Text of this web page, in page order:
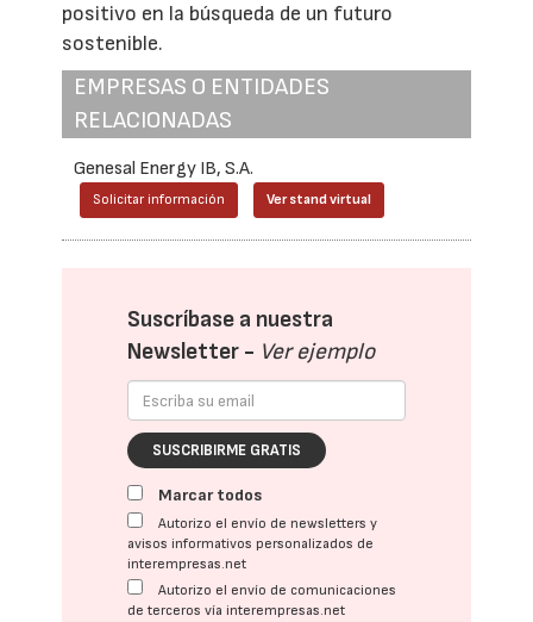
positivo en la búsqueda de un futuro
sostenible.
EMPRESAS O ENTIDADES
RELACIONADAS
Genesal Energy IB, S.A.
Solicitar información Ver stand virtual
Suscríbase a nuestra
Newsletter - Ver ejemplo
SUSCRIBIRME GRATIS
Marcar todos
Autorizo el envío de newsletters y
avisos informativos personalizados de
interempresas.net
Autorizo el envío de comunicaciones
de terceros vía interempresas.net